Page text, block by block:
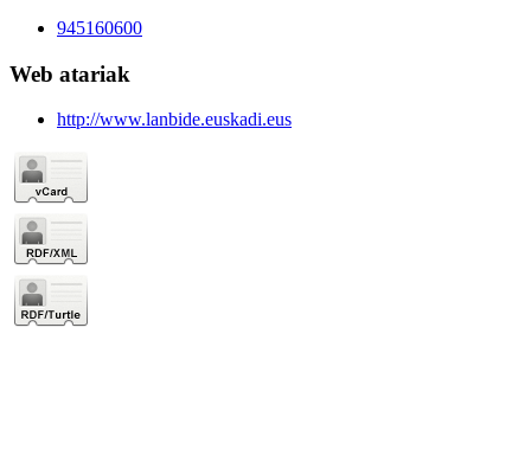
945160600
Web atariak
http://www.lanbide.euskadi.eus